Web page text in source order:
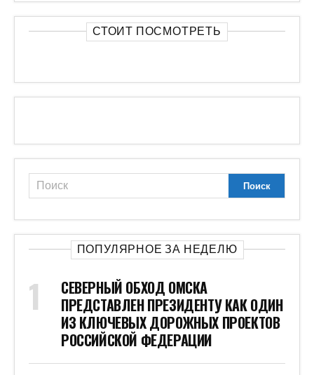
СТОИТ ПОСМОТРЕТЬ
ПОПУЛЯРНОЕ ЗА НЕДЕЛЮ
СЕВЕРНЫЙ ОБХОД ОМСКА
ПРЕДСТАВЛЕН ПРЕЗИДЕНТУ КАК ОДИН
ИЗ КЛЮЧЕВЫХ ДОРОЖНЫХ ПРОЕКТОВ
РОССИЙСКОЙ ФЕДЕРАЦИИ